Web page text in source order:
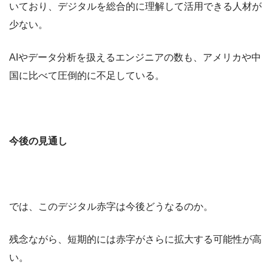
いており、デジタルを総合的に理解して活用できる人材が
少ない。
AIやデータ分析を扱えるエンジニアの数も、アメリカや中
国に比べて圧倒的に不足している。
今後の見通し
では、このデジタル赤字は今後どうなるのか。
残念ながら、短期的には赤字がさらに拡大する可能性が高
い。